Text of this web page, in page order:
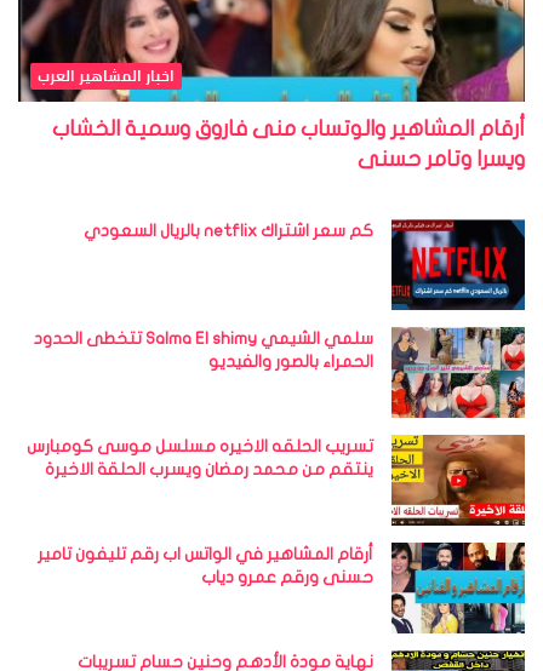
اخبار المشاهير العرب
أرقام المشاهير والوتساب منى فاروق وسمية الخشاب
ويسرا وتامر حسنى
كم سعر اشتراك netflix بالريال السعودي
سلمي الشيمي Salma El shimy تتخطى الحدود
الحمراء بالصور والفيديو
تسريب الحلقه الاخيره مسلسل موسى كومبارس
ينتقم من محمد رمضان ويسرب الحلقة الاخيرة
أرقام المشاهير في الواتس اب رقم تليفون تامير
حسنى ورقم عمرو دياب
نهاية مودة الأدهم وحنين حسام تسريبات